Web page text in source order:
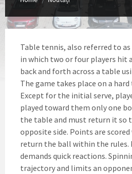
Table tennis, also referred to
in which two or four players
back and forth across a table
The game takes place on a
Except for the initial serve,
played toward them only one
the table and must return it so
opposite side. Points are
return the ball within the rules.
demands quick reactions.
trajectory and limits an